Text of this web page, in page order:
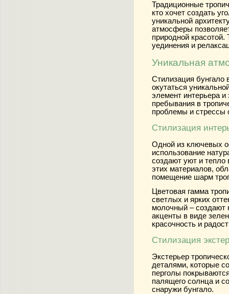
Традиционные
кто хочет создать
уникальной
атмосферы
природной
уединения и
Уникальная
Стилизация бунгало
окутаться
элемент интерьера
пребывания в
проблемы и стрессы
Стилизация
Одной из ключевых
использование
создают уют и тепло
этих материалов,
помещение шарм
Цветовая гамма
светлых и ярких
молочный – создают
акценты в виде
красочность и
Стилизация
Экстерьер
деталями, которые
перголы
палящего солнца и
снаружи бунгало.